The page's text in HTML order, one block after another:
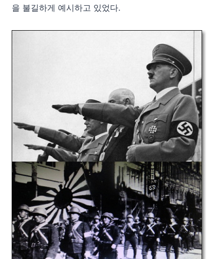
을 불길하게 예시하고 있었다.